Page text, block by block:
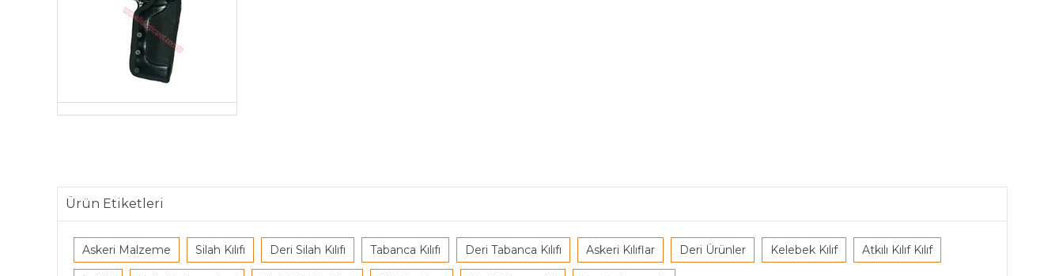
Ürün Etiketleri
Askeri Malzeme Silah Kılıfı Deri Silah Kılıfı Tabanca Kılıfı Deri Tabanca Kılıfı Askeri Kılıflar Deri Ürünler Kelebek Kılıf Atkılı Kılıf Kılıf